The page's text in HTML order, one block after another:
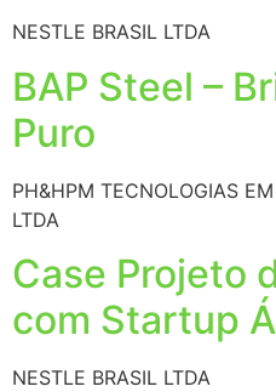
NESTLE BRASIL LTDA
BAP Steel –
Puro
PH&HPM TECNOLOGIAS
LTDA
Case Projeto
com Startup
NESTLE BRASIL LTDA